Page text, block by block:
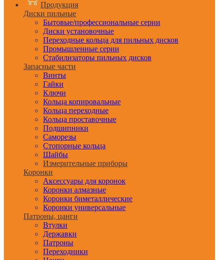
Продукция
Диски пильные
Бытовые/профессиональные серии
Диски установочные
Переходные кольца для пильных дисков
Промышленные серии
Стабилизаторы пильных дисков
Запасные части
Винты
Гайки
Ключи
Кольца копировальные
Кольца переходные
Кольца проставочные
Подшипники
Саморезы
Стопорные кольца
Шайбы
Измерительные приборы
Коронки
Аксессуары для коронок
Коронки алмазные
Коронки биметаллические
Коронки универсальные
Патроны, цанги
Втулки
Державки
Патроны
Переходники